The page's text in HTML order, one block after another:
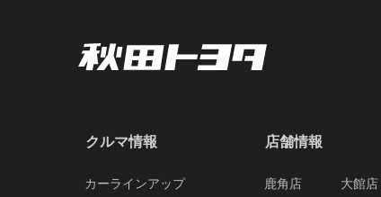
クルマ情報
カーラインアップ
店舗情報
鹿角店
大館店